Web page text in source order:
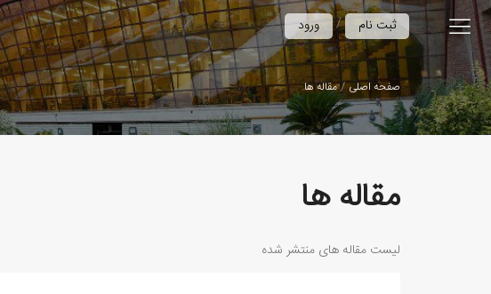
ورود / ثبت نام
صفحه اصلی مقاله ها
مقاله ها
لیست مقاله های منتشر شده